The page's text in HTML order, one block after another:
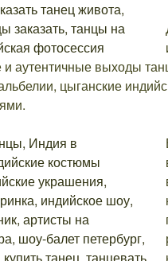
и аутентичные выходы
цыганские